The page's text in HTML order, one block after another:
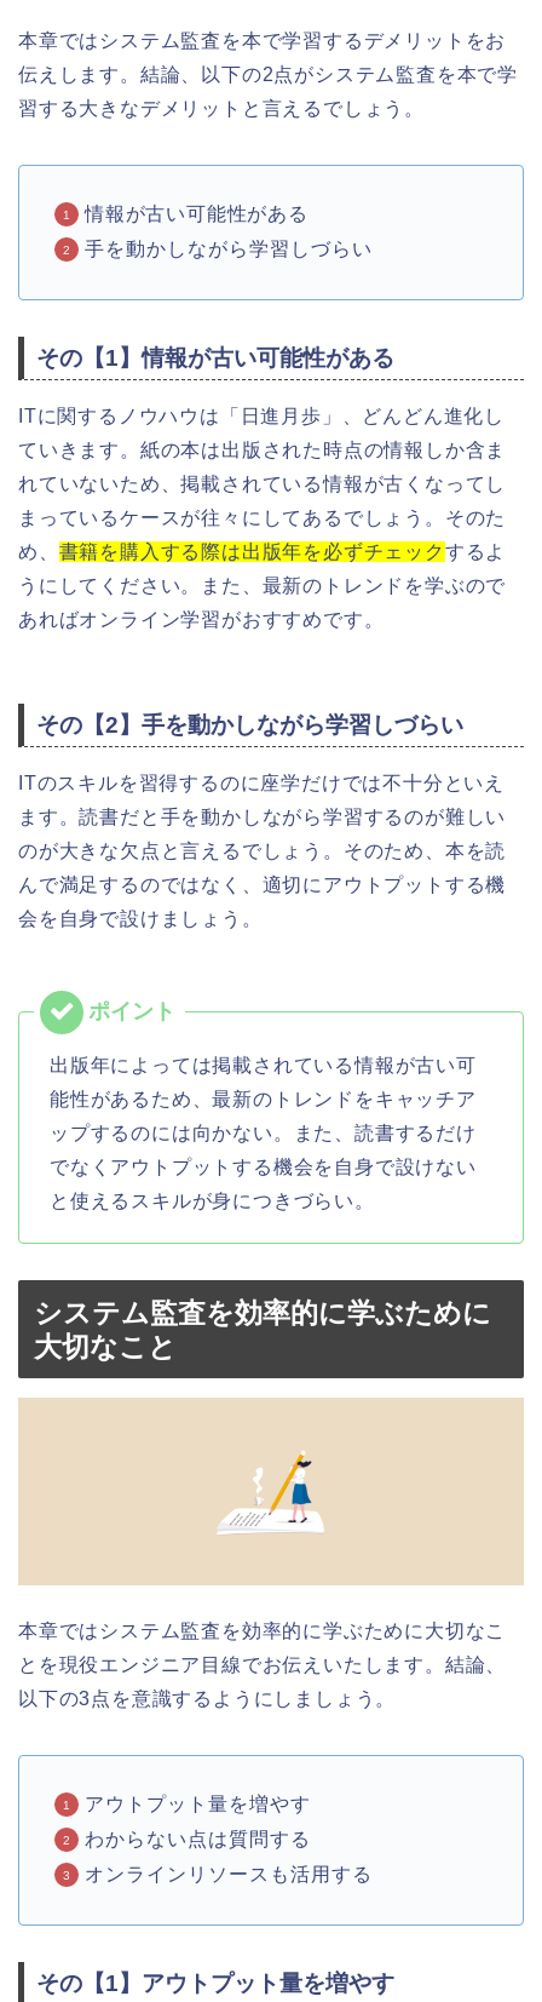
本章ではシステム監査を本で学習するデメリットをお
伝えします。結論、以下の2点がシステム監査を本で学
習する大きなデメリットと言えるでしょう。
情報が古い可能性がある
手を動かしながら学習しづらい
その【1】情報が古い可能性がある
ITに関するノウハウは「日進月歩」、どんどん進化し
ていきます。紙の本は出版された時点の情報しか含ま
れていないため、掲載されている情報が古くなってし
まっているケースが往々にしてあるでしょう。そのた
め、 書籍を購入する際は出版年を必ずチェック するよ
うにしてください。また、最新のトレンドを学ぶので
あればオンライン学習がおすすめです。
その【2】手を動かしながら学習しづらい
ITのスキルを習得するのに座学だけでは不十分といえ
ます。読書だと手を動かしながら学習するのが難しい
のが大きな欠点と言えるでしょう。そのため、本を読
んで満足するのではなく、適切にアウトプットする機
会を自身で設けましょう。
出版年によっては掲載されている情報が古い可
能性があるため、最新のトレンドをキャッチア
ップするのには向かない。また、読書するだけ
でなくアウトプットする機会を自身で設けない
と使えるスキルが身につきづらい。
システム監査を効率的に学ぶために
大切なこと
本章ではシステム監査を効率的に学ぶために大切なこ
とを現役エンジニア目線でお伝えいたします。結論、
以下の3点を意識するようにしましょう。
アウトプット量を増やす
わからない点は質問する
オンラインリソースも活用する
その【1】アウトプット量を増やす